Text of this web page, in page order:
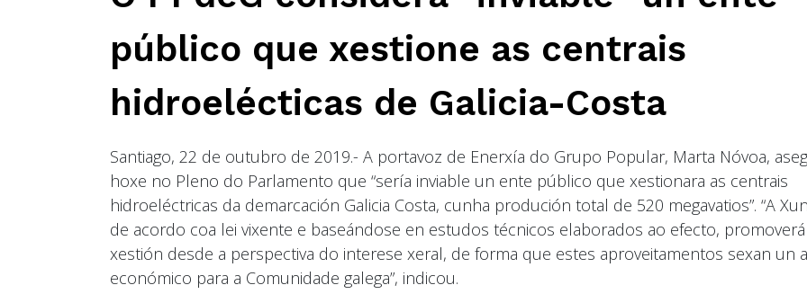
público que xestione as centrais
hidroelécticas de Galicia-Costa
Santiago, 22 de outubro de 2019.- A portavoz de Enerxía do Grupo Popular, Marta Nóvoa,
hoxe no Pleno do Parlamento que “sería inviable un ente público que xestionara as centrais
hidroeléctricas da demarcación Galicia Costa, cunha produción total de 520 megavatios”. “A
de acordo coa lei vixente e baseándose en estudos técnicos elaborados ao efecto,
xestión desde a perspectiva do interese xeral, de forma que estes aproveitamentos sexan un
económico para a Comunidade galega”, indicou.